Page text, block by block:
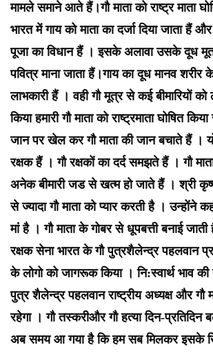
मामले समाने आते हैं।गौ माता को राष्ट्र माता
भारत में गाय को माता का दर्जा दिया जाता हैं
पूजा का विधान हैं । इसके अलावा उसके दूध
पवित्र माना जाता हैं।गाय का दूध मानव शरीर
लाभकारी हैं । वही गौ मूत्र से कई बीमारियों
किया हमारी गौ माता को राष्ट्रमाता घोषित
जान पर खेल कर गौ माता की जान बचाते हैं ।
रक्षक हैं । गौ रक्षकों का दर्द समझते हैं । गौ
अनेक बीमारी जड से खत्म हो जाते हैं । श्री
से ज्यादा गौ माता को प्यार करती है । उन्होंने
मां है । गौ माता के गोबर से धूपबत्ती बनाई जाती
रक्षक सेना भारत के गौ पुत्रशैलेन्द्र पहलवान
के लोगो को जागरूक किया । नि:स्वार्थ भाव की
पुत्र शैलेन्द्र पहलवान राष्ट्रीय अध्यक्ष और गौ
रहेगा । गौ तस्करीऔर गौ हत्या दिन-प्रतिदिन
अब समय आ गया है कि हम सब मिलकर इसके